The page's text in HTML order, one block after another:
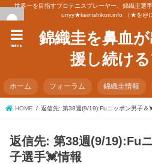
世界一を目指すプロテニスプレーヤー、錦織圭選
urryy★keinishikori.info （★を@に
錦織圭を鼻血
援し続け
menu
ホーム フォーラム 錦織圭情報
HOME 返信先: 第38週(9/19):Fuニッポン男子＆
返信先: 第38週(9/19):Fu
子選手💓情報